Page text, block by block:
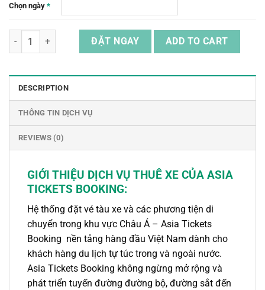
Chọn ngày *
Thuê Xe Riêng Kèm Tài Xế Tại Philippines Theo Giờ quantity
ĐẶT NGAY ADD TO CART
DESCRIPTION
THÔNG TIN DỊCH VỤ
REVIEWS (0)
GIỚI THIỆU DỊCH VỤ THUÊ XE CỦA ASIA
TICKETS BOOKING:
Hệ thống đặt vé tàu xe và các phương tiện di
chuyển trong khu vực Châu Á – Asia Tickets
Booking nền tảng hàng đầu Việt Nam dành cho
khách hàng du lịch tự túc trong và ngoài nước.
Asia Tickets Booking không ngừng mở rộng và
phát triển tuyến đường đường bộ, đường sắt đến